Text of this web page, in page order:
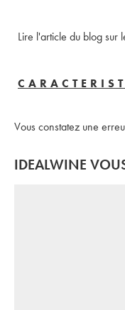
Lire l'article du blog sur
Vous constatez une
IDEALWINE